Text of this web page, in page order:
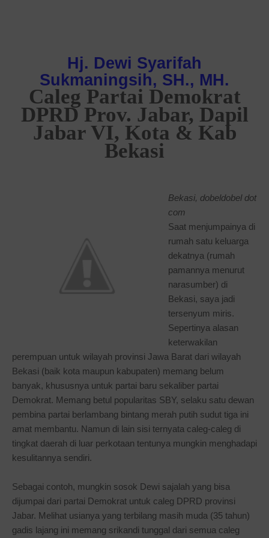
Hj. Dewi Syarifah
Sukmaningsih, SH., MH.
Caleg Partai Demokrat
DPRD Prov. Jabar, Dapil
Jabar VI, Kota & Kab
Bekasi
Bekasi, dobeldobel dot
com
Saat menjumpainya di
rumah satu keluarga
dekatnya (rumah
pamannya menurut
narasumber) di
Bekasi, saya jadi
tersenyum miris.
Sepertinya alasan
keterwakilan
perempuan untuk wilayah provinsi Jawa Barat dari wilayah
Bekasi (baik kota maupun kabupaten) memang belum
banyak, khususnya untuk partai baru sekaliber partai
Demokrat. Memang betul popularitas SBY, selaku satu dewan
pembina partai berlambang bintang merah putih sudut tiga ini
amat membantu. Namun di lain sisi ternyata caleg-caleg di
tingkat daerah di luar perkotaan tentunya mungkin menghadapi
kesulitannya sendiri.
Sebagai contoh, mungkin sosok Dewi sajalah yang bisa
dijumpai dari partai Demokrat untuk caleg DPRD provinsi
Jabar. Melihat usianya yang terbilang masih muda (35 tahun)
gadis lajang ini memang srikandi tunggal dari semua caleg